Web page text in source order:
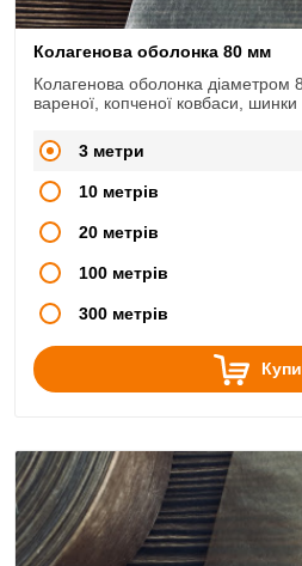
Колагенова оболонка 80 мм
Колагенова оболонка
вареної, копченої ковбаси, шинки
3 метри
10 метрів
20 метрів
100 метрів
300 метрів